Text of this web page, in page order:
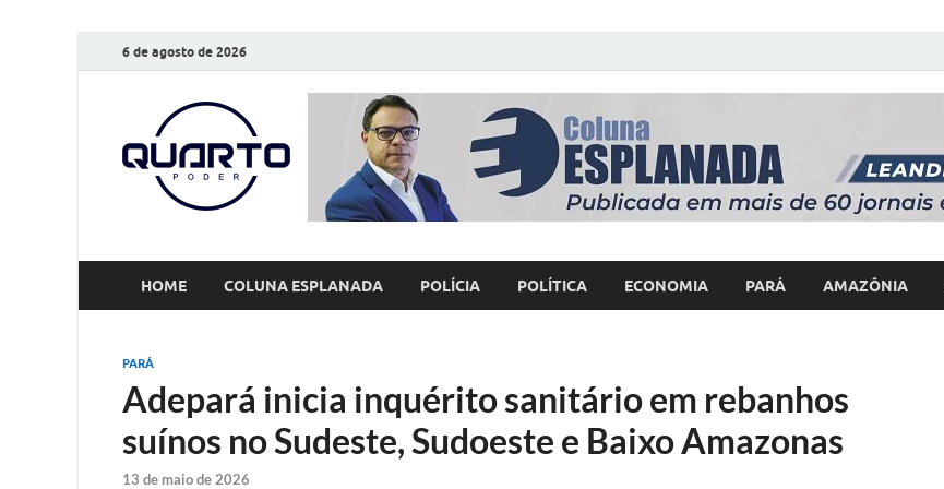
6 de agosto de 2026
O Quarto Poder
Notícias todos os dias
HOME COLUNA ESPLANADA POLÍCIA POLÍTICA ECONOMIA PARÁ AMAZÔNIA
PARÁ
Adepará inicia inquérito sanitário em rebanhos
suínos no Sudeste, Sudoeste e Baixo Amazonas
13 de maio de 2026